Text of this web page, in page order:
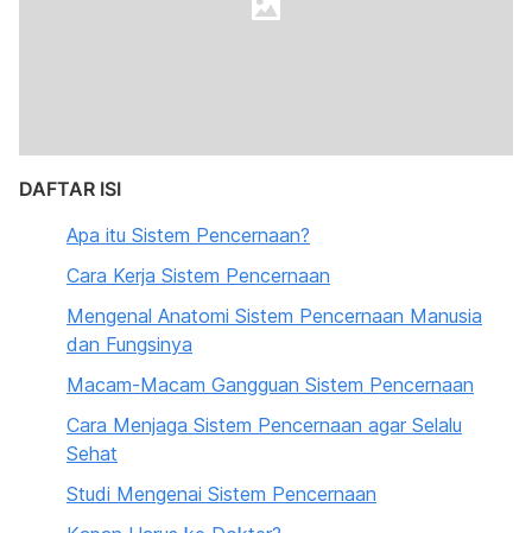
DAFTAR ISI
Apa itu Sistem Pencernaan?
Cara Kerja Sistem Pencernaan
Mengenal Anatomi Sistem Pencernaan Manusia
dan Fungsinya
Macam-Macam Gangguan Sistem Pencernaan
Cara Menjaga Sistem Pencernaan agar Selalu
Sehat
Studi Mengenai Sistem Pencernaan